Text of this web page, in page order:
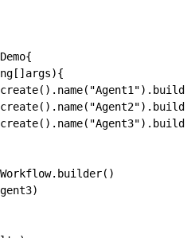
{
[] args){
create(). name( "Agent1"). build
create(). name( "Agent2"). build
create(). name( "Agent3"). build
Workflow. builder()
)